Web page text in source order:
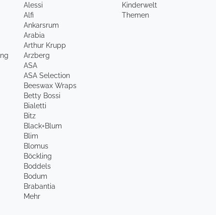
Alessi
Alfi
Ankarsrum
Arabia
Arthur Krupp
Arzberg
ASA
ASA Selection
Beeswax Wraps
Betty Bossi
Bialetti
Bitz
Black+Blum
Blim
Blomus
Böckling
Boddels
Bodum
Brabantia
Mehr
Kinderwelt
Themen